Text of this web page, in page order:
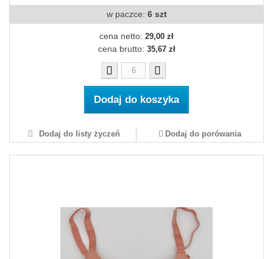
w paczce: 6 szt
cena netto: 29,00 zł
cena brutto: 35,67 zł
Dodaj do koszyka
Dodaj do listy życzeń Dodaj do porówania